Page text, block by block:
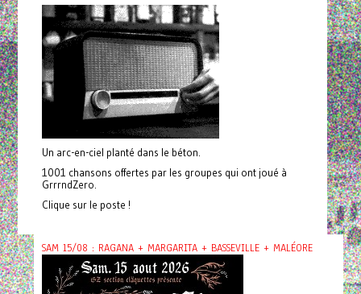
Un arc-en-ciel planté dans le béton.
1001 chansons offertes par les groupes qui ont joué à
GrrrndZero.
Clique sur le poste !
SAM 15/08 : RAGANA + MARGARITA + BASSEVILLE + MALÉORE